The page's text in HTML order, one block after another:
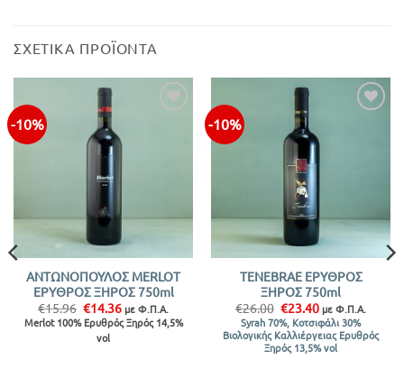
ΣΧΕΤΙΚΆ ΠΡΟΪΌΝΤΑ
-10%
ΑΝΤΩΝΟΠΟΥΛΟΣ MERLOT
ΕΡΥΘΡΟΣ ΞΗΡΟΣ 750ml
€15.96 Original
price
was:
€15.96.
€14.36Η
τρέχουσα
τιμή
με Φ.Π.Α.
Merlot 100% Ερυθρός Ξηρός 14,5%
vol
-10%
TENEBRAE ΕΡΥΘΡΟΣ
ΞΗΡΟΣ 750ml
€26.00 Original
price
was:
€26.00.
€23.40Η
τρέχουσα
τιμή
είναι:
€23.40.
με Φ.Π.Α.
Syrah 70%, Κοτσιφάλι 30%
Βιολογικής Καλλιέργειας Ερυθρός
Ξηρός 13,5% vol